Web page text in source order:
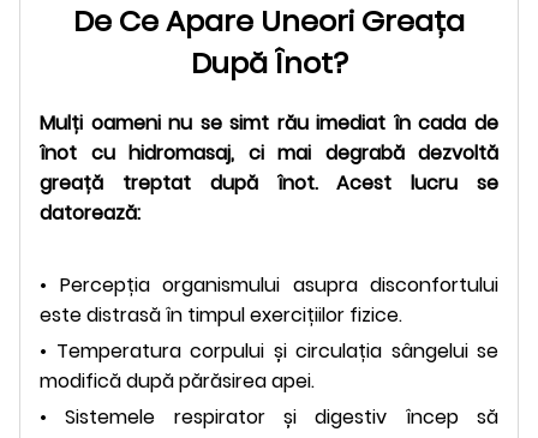
De Ce Apare Uneori Greața
După Înot?
Mulți oameni nu se simt rău imediat în cada de
înot cu hidromasaj, ci mai degrabă dezvoltă
greață treptat după înot. Acest lucru se
datorează:
• Percepția organismului asupra disconfortului
este distrasă în timpul exercițiilor fizice.
• Temperatura corpului și circulația sângelui se
modifică după părăsirea apei.
• Sistemele respirator și digestiv încep să